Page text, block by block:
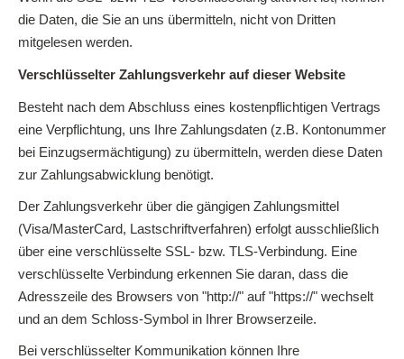
die Daten, die Sie an uns übermitteln, nicht von Dritten
mitgelesen werden.
Verschlüsselter Zahlungsverkehr auf dieser Website
Besteht nach dem Abschluss eines kostenpflichtigen Vertrags
eine Verpflichtung, uns Ihre Zahlungsdaten (z.B. Kontonummer
bei Einzugsermächtigung) zu übermitteln, werden diese Daten
zur Zahlungsabwicklung benötigt.
Der Zahlungsverkehr über die gängigen Zahlungsmittel
(Visa/MasterCard, Lastschriftverfahren) erfolgt ausschließlich
über eine verschlüsselte SSL- bzw. TLS-Verbindung. Eine
verschlüsselte Verbindung erkennen Sie daran, dass die
Adresszeile des Browsers von "http://" auf "https://" wechselt
und an dem Schloss-Symbol in Ihrer Browserzeile.
Bei verschlüsselter Kommunikation können Ihre